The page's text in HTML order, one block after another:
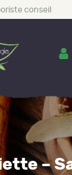
conseil
–